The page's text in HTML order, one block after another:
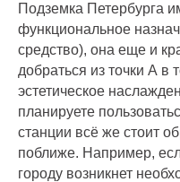
Подземка Петербурга
функциональное
средство), она еще и
добраться из точки А в
эстетическое
планируете
станции всё же стоит
поближе. Например,
городу возникнет